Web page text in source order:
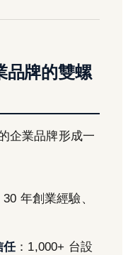
品牌的雙螺
企業品牌形成一
30 年創業經驗、
任：1,000+ 台設